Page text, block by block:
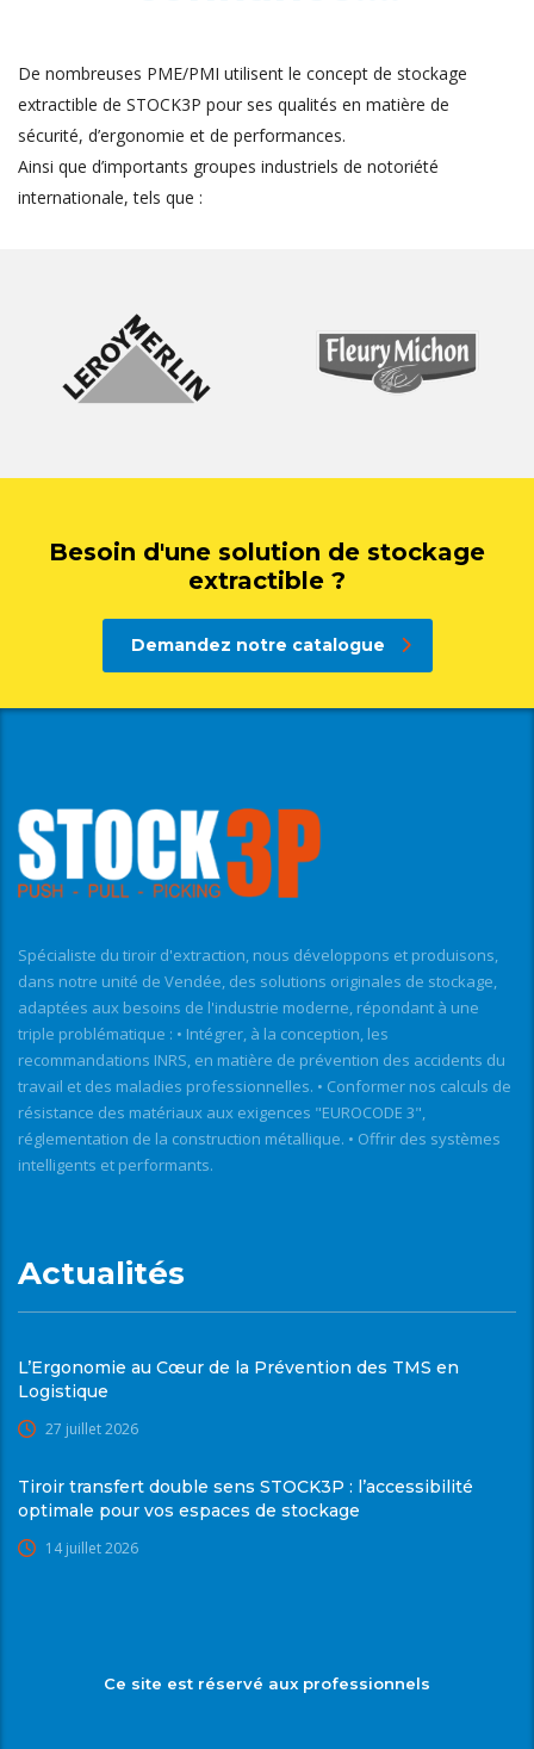
De nombreuses PME/PMI utilisent le concept de stockage
extractible de STOCK3P pour ses qualités en matière de
sécurité, d’ergonomie et de performances.
Ainsi que d’importants groupes industriels de notoriété
internationale, tels que :
Besoin d'une solution de stockage
extractible ?
Demandez notre catalogue
Spécialiste du tiroir d'extraction, nous développons et produisons,
dans notre unité de Vendée, des solutions originales de stockage,
adaptées aux besoins de l'industrie moderne, répondant à une
triple problématique : • Intégrer, à la conception, les
recommandations INRS, en matière de prévention des accidents du
travail et des maladies professionnelles. • Conformer nos calculs de
résistance des matériaux aux exigences "EUROCODE 3",
réglementation de la construction métallique. • Offrir des systèmes
intelligents et performants.
Actualités
L’Ergonomie au Cœur de la Prévention des TMS en
Logistique
27 juillet 2026
Tiroir transfert double sens STOCK3P : l’accessibilité
optimale pour vos espaces de stockage
14 juillet 2026
Ce site est réservé aux professionnels